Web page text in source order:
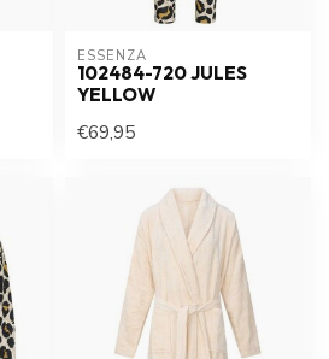
ESSENZA
102484-720 JULES
YELLOW
€69,95